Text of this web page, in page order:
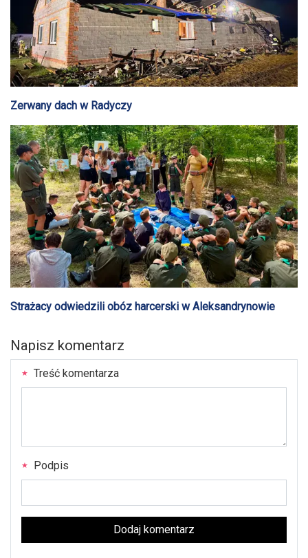
Zerwany dach w Radyczy
Strażacy odwiedzili obóz harcerski w Aleksandrynowie
Napisz komentarz
Treść komentarza
Podpis
Dodaj komentarz